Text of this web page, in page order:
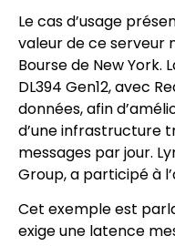
Le cas d’usage
valeur de ce serveur
Bourse de New York.
DL394 Gen12, avec
données, afin
d’une infrastructure
messages par jour.
Group, a participé à
Cet exemple est
exige une latence